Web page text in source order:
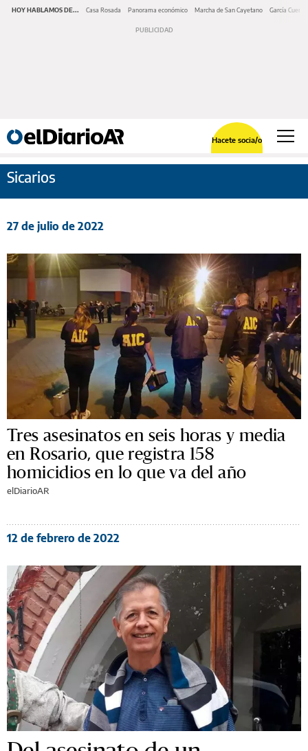
HOY HABLAMOS DE... Casa Rosada Panorama económico Marcha de San Cayetano García Cuerva
Hacete socia/o
Sicarios
27 de julio de 2022
Tres asesinatos en seis horas y media
en Rosario, que registra 158
homicidios en lo que va del año
elDiarioAR
12 de febrero de 2022